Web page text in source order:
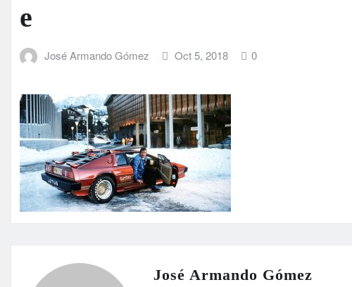
e
José Armando Gómez Oct 5, 2018 0
José Armando Gómez